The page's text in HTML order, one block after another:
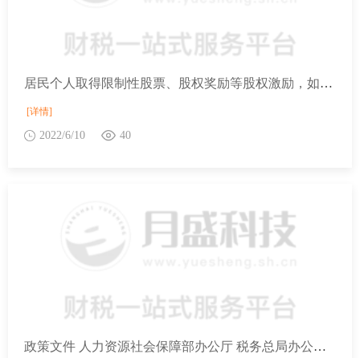
居民个人取得限制性股票、股权奖励等股权激励，如何计算个人所得税？是否并入综合所得？
[详情]
2022/6/10 40
政策文件 人力资源社会保障部办公厅 税务总局办公厅 市场监管总局办公厅关于推动个人创业“高效办成一件事” 的实施意见